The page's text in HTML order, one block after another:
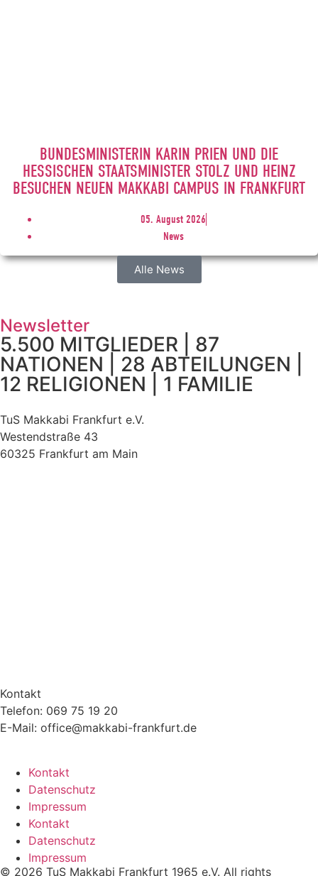
BUNDESMINISTERIN KARIN PRIEN UND DIE
HESSISCHEN STAATSMINISTER STOLZ UND HEINZ
BESUCHEN NEUEN MAKKABI CAMPUS IN FRANKFURT
05. August 2026
News
Alle News
Newsletter
5.500 MITGLIEDER | 87
NATIONEN | 28 ABTEILUNGEN |
12 RELIGIONEN | 1 FAMILIE
TuS Makkabi Frankfurt e.V.
Westendstraße 43
60325 Frankfurt am Main
Kontakt
Telefon: 069 75 19 20
E-Mail: office@makkabi-frankfurt.de
Kontakt
Datenschutz
Impressum
Kontakt
Datenschutz
Impressum
© 2026 TuS Makkabi Frankfurt 1965 e.V. All rights